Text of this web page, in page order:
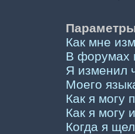
Как мне
В форумах
Я изменил
Моего
Как я могу
Как я могу
Когда я